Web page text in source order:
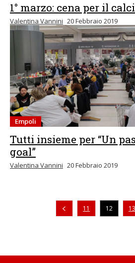
1° marzo: cena per il
Valentina Vannini 20 Febbraio 2019
Empoli
Tutti insieme per “Un
goal”
Valentina Vannini 20 Febbraio 2019
Pagina precedente
11 12 13